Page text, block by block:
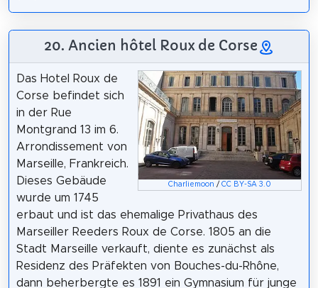
20. Ancien hôtel Roux de Corse
Charliemoon /CC BY-SA 3.0
Das Hotel Roux de
Corse befindet sich
in der Rue
Montgrand 13 im 6.
Arrondissement von
Marseille, Frankreich.
Dieses Gebäude
wurde um 1745
erbaut und ist das ehemalige Privathaus des
Marseiller Reeders Roux de Corse. 1805 an die
Stadt Marseille verkauft, diente es zunächst als
Residenz des Präfekten von Bouches-du-Rhône,
dann beherbergte es 1891 ein Gymnasium für junge